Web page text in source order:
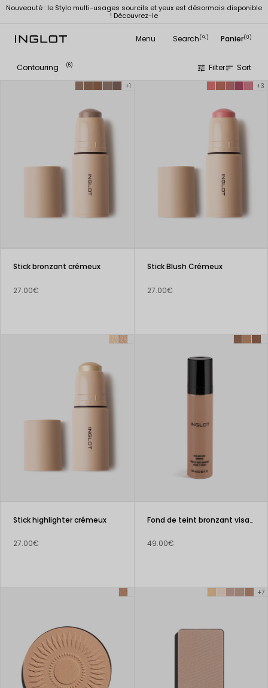
Nouveauté : le Stylo multi-usages sourcils et yeux est désormais disponible
! Découvrez-le
Menu Search(
search ) Panier(0)
Contouring (6) tune Filtersort Sort
+1
Stick bronzant crémeux
27.00€
+3
Stick Blush Crémeux
27.00€
Stick highlighter crémeux
27.00€
Fond de teint bronzant visage et corps (100 ml)
49.00€
+7